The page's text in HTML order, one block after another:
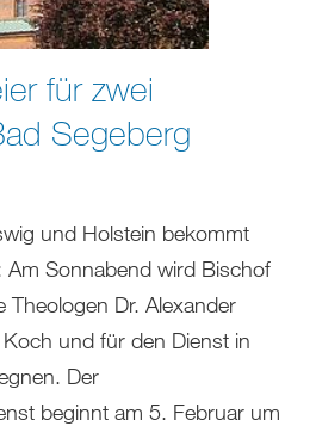
für zwei
Segeberg
und Holstein bekommt
Am Sonnabend wird Bischof
Theologen Dr. Alexander
und für den Dienst in
Der
beginnt am 5. Februar um